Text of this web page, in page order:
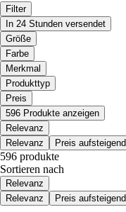
Filter
In 24 Stunden versendet
Größe
Farbe
Merkmal
Produkttyp
Preis
596 Produkte anzeigen
Relevanz
Relevanz
Preis aufsteigend
596 produkte
Sortieren nach
Relevanz
Relevanz
Preis aufsteigend